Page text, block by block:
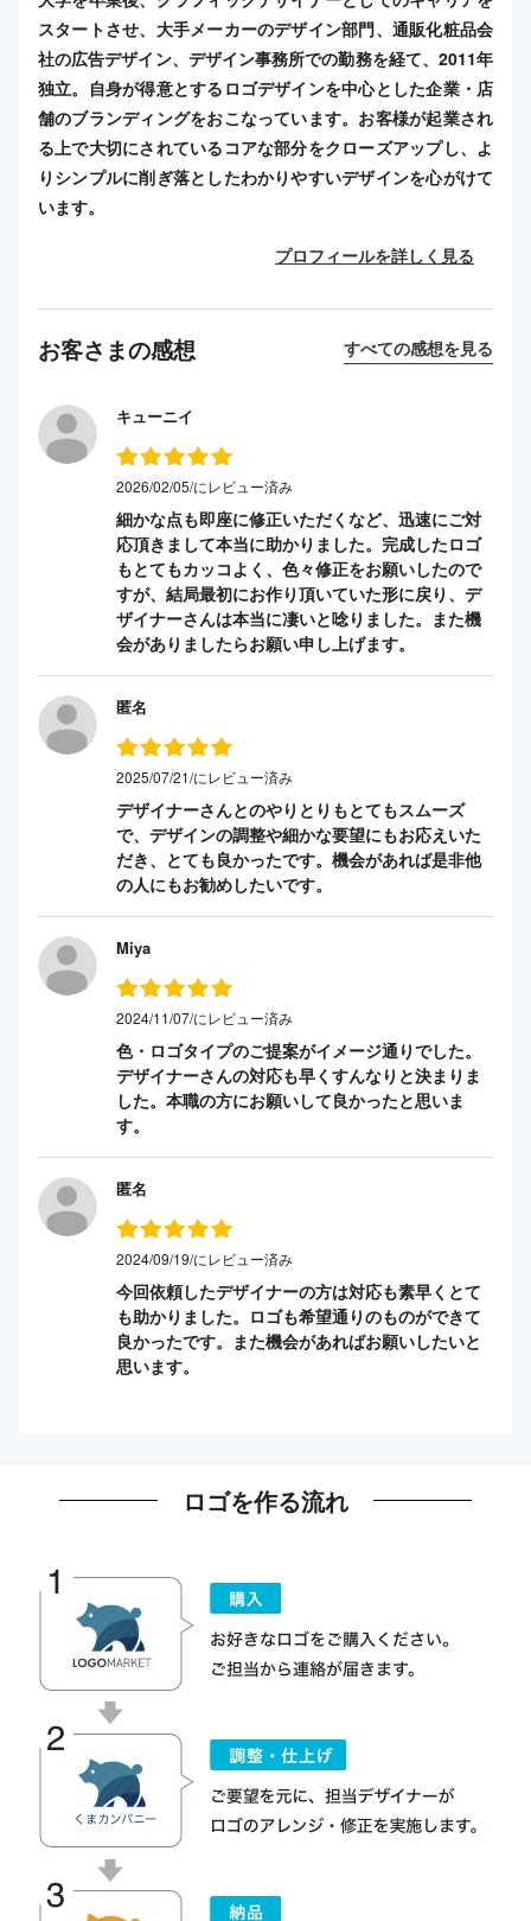
スタートさせ、大手メーカーのデザイン部門、通販化粧品会
社の広告デザイン、デザイン事務所での勤務を経て、2011年
独立。自身が得意とするロゴデザインを中心とした企業・店
舗のブランディングをおこなっています。お客様が起業され
る上で大切にされているコアな部分をクローズアップし、よ
りシンプルに削ぎ落としたわかりやすいデザインを心がけて
います。
プロフィールを詳しく見る
お客さまの感想 すべての感想を見る
キューニイ
2026/02/05/にレビュー済み
細かな点も即座に修正いただくなど、迅速にご対
応頂きまして本当に助かりました。完成したロゴ
もとてもカッコよく、色々修正をお願いしたので
すが、結局最初にお作り頂いていた形に戻り、デ
ザイナーさんは本当に凄いと唸りました。また機
会がありましたらお願い申し上げます。
匿名
2025/07/21/にレビュー済み
デザイナーさんとのやりとりもとてもスムーズ
で、デザインの調整や細かな要望にもお応えいた
だき、とても良かったです。機会があれば是非他
の人にもお勧めしたいです。
Miya
2024/11/07/にレビュー済み
色・ロゴタイプのご提案がイメージ通りでした。
デザイナーさんの対応も早くすんなりと決まりま
した。本職の方にお願いして良かったと思いま
す。
匿名
2024/09/19/にレビュー済み
今回依頼したデザイナーの方は対応も素早くとて
も助かりました。ロゴも希望通りのものができて
良かったです。また機会があればお願いしたいと
思います。
ロゴを作る流れ